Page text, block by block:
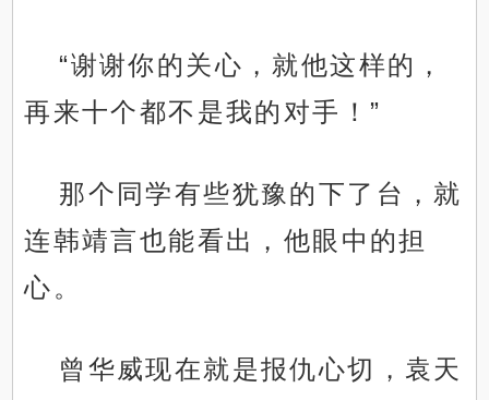
“谢谢你的关心，就他这样的，
再来十个都不是我的对手！”
那个同学有些犹豫的下了台，就
连韩靖言也能看出，他眼中的担
心。
曾华威现在就是报仇心切，袁天